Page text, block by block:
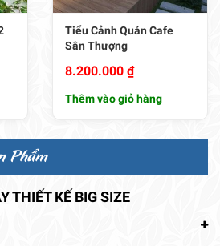
Tiểu Cảnh Quán Cafe
Sân Thượng
8.200.000 ₫
Thêm vào giỏ hàng
Phẩm
THIẾT KẾ BIG SIZE